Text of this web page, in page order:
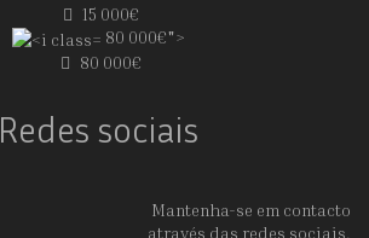
15 000€
80 000€">
80 000€
Redes sociais
Mantenha-se em contacto
através das redes sociais.